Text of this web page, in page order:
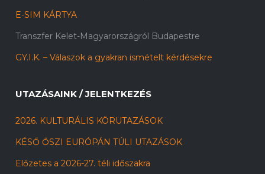
E-SIM KÁRTYA
Transzfer Kelet-Magyarországról Budapestre
GY.I.K. – Válaszok a gyakran ismételt kérdésekre
UTAZÁSAINK / JELENTKEZÉS
2026. KULTURÁLIS KÖRUTAZÁSOK
KÉSŐ ŐSZI EURÓPÁN TÚLI UTAZÁSOK
Előzetes a 2026-27. téli időszakra